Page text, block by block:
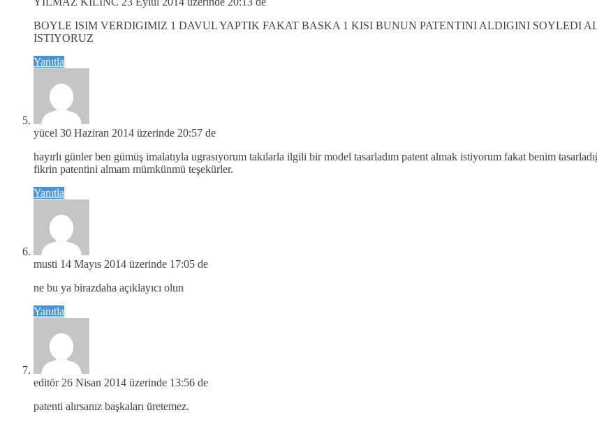
BOYLE ISIM VERDIGIMIZ 1 DAVUL YAPTIK FAKAT BASKA 1 KISI BUNUN PATENTINI ALDIGINI SOYLEDI
ISTIYORUZ
Yanıtla
yücel 30 Haziran 2014 üzerinde 20:57 de
hayırlı günler ben gümüş imalatıyla ugrasıyorum takılarla ilgili bir model tasarladım patent almak istiyorum fakat benim
fikrin patentini almam mümkünmü teşekürler.
Yanıtla
musti 14 Mayıs 2014 üzerinde 17:05 de
ne bu ya birazdaha açıklayıcı olun
Yanıtla
editör 26 Nisan 2014 üzerinde 13:56 de
patenti alırsanız başkaları üretemez.